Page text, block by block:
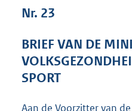
Nr. 23
BRIEF VAN DE
SPORT
Aan de Voorzitter van